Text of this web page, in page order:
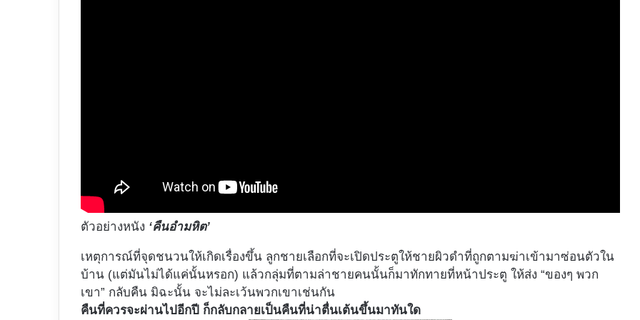
ตัวอย่างหนัง ‘คืนอำมหิต’
เหตุการณ์ที่จุดชนวนให้เกิดเรื่องขึ้น ลูกชายเลือกที่จะเปิดประตูให้ชายผิวดำที่ถูกตามฆ่าเข้ามาซ่อนตัวใน
บ้าน (แต่มันไม่ได้แค่นั้นหรอก) แล้วกลุ่มที่ตามล่าชายคนนั้นก็มาทักทายที่หน้าประตู ให้ส่ง “ของๆ พวก
เขา” กลับคืน มิฉะนั้น จะไม่ละเว้นพวกเขาเช่นกัน
คืนที่ควรจะผ่านไปอีกปี ก็กลับกลายเป็นคืนที่น่าตื่นเต้นขึ้นมาทันใด